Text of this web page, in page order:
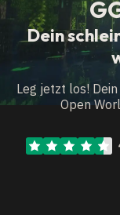
Dein
Leg jetzt los!
Open